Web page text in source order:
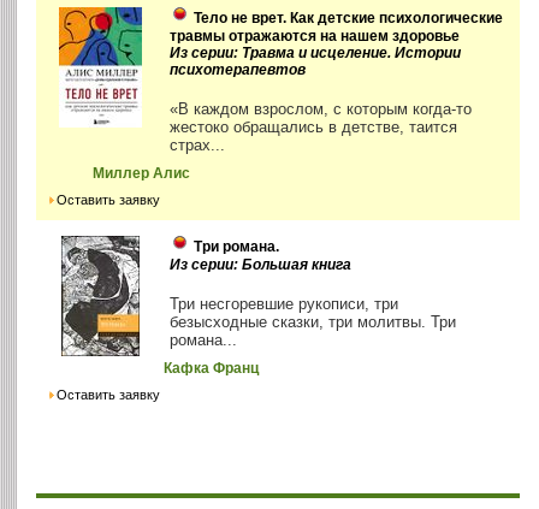
Тело не врет. Как детские психологические
травмы отражаются на нашем здоровье
Из серии: Травма и исцеление. Истории
психотерапевтов
«В каждом взрослом, с которым когда-то
жестоко обращались в детстве, таится
страх...
Миллер Алис
Оставить заявку
Три романа.
Из серии: Большая книга
Три несгоревшие рукописи, три
безысходные сказки, три молитвы. Три
романа...
Кафка Франц
Оставить заявку